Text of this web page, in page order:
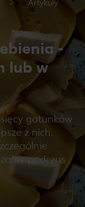
Artykuły
-
lub w
gatunków
z nich.
podczas